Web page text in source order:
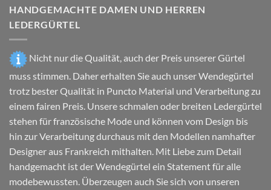
können
gewählt
HANDGEMACHTE DAMEN UND HERREN
LEDERGÜRTEL
Nicht nur die Qualität, auch der Preis unserer Gürtel
muss stimmen. Daher erhalten Sie auch unser Wendegürtel
trotz bester Qualität in Puncto Material und Verarbeitung zu
einem fairen Preis. Unsere schmalen oder breiten Ledergürtel
stehen für französische Mode und können vom Design bis
hin zur Verarbeitung durchaus mit den Modellen namhafter
Designer aus Frankreich mithalten. Mit Liebe zum Detail
handgemacht ist der Wendegürtel ein Statement für alle
modebewussten. Überzeugen auch Sie sich von unseren